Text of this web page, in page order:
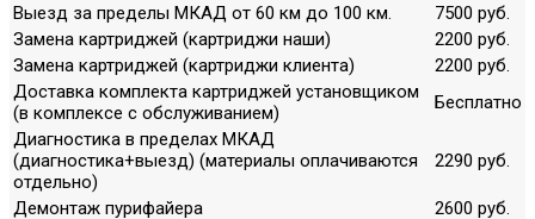
Выезд за пределы МКАД от 60 км до 100 км.
7500 руб.
Замена картриджей (картриджи наши)
2200 руб.
Замена картриджей (картриджи клиента)
2200 руб.
Доставка комплекта картриджей установщиком
(в комплексе с обслуживанием)
Бесплатно
Диагностика в пределах МКАД
(диагностика+выезд) (материалы оплачиваются
отдельно)
2290 руб.
Демонтаж пурифайера 2600 руб.